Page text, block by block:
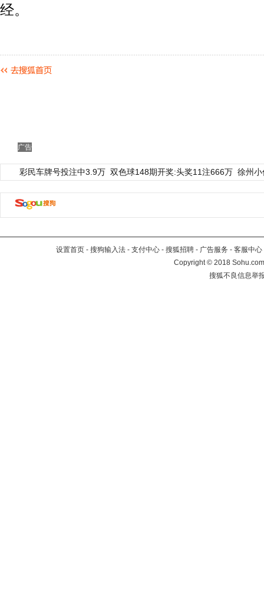
经。
广告
彩民车牌号投注中3.9万 双色球148期开奖:头奖11注666万 徐州
设置首页 - 搜狗输入法 - 支付中心 - 搜狐招聘 - 广告服务 - 客服中心
Copyright©2018
搜狐不良信息举